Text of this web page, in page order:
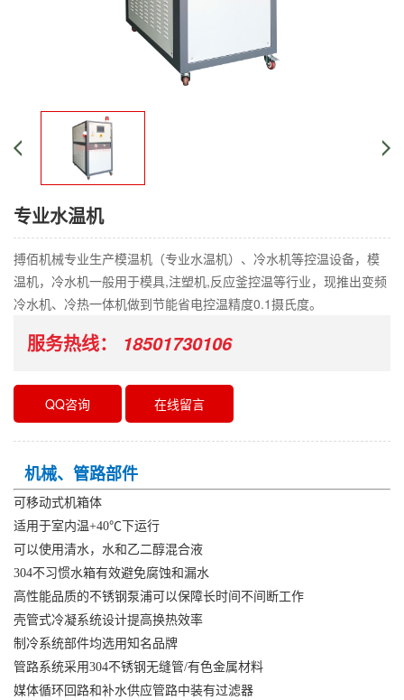
专业水温机
搏佰机械专业生产模温机（专业水温机）、冷水机等控温设备，模
温机，冷水机一般用于模具,注塑机,反应釜控温等行业，现推出变频
冷水机、冷热一体机做到节能省电控温精度0.1摄氏度。
服务热线： 18501730106
QQ咨询 在线留言
机械、管路部件
可移动式机箱体
适用于室内温+40℃下运行
可以使用清水，水和乙二醇混合液
304不习惯水箱有效避免腐蚀和漏水
高性能品质的不锈钢泵浦可以保障长时间不间断工作
壳管式冷凝系统设计提高换热效率
制冷系统部件均选用知名品牌
管路系统采用304不锈钢无缝管/有色金属材料
媒体循环回路和补水供应管路中装有过滤器